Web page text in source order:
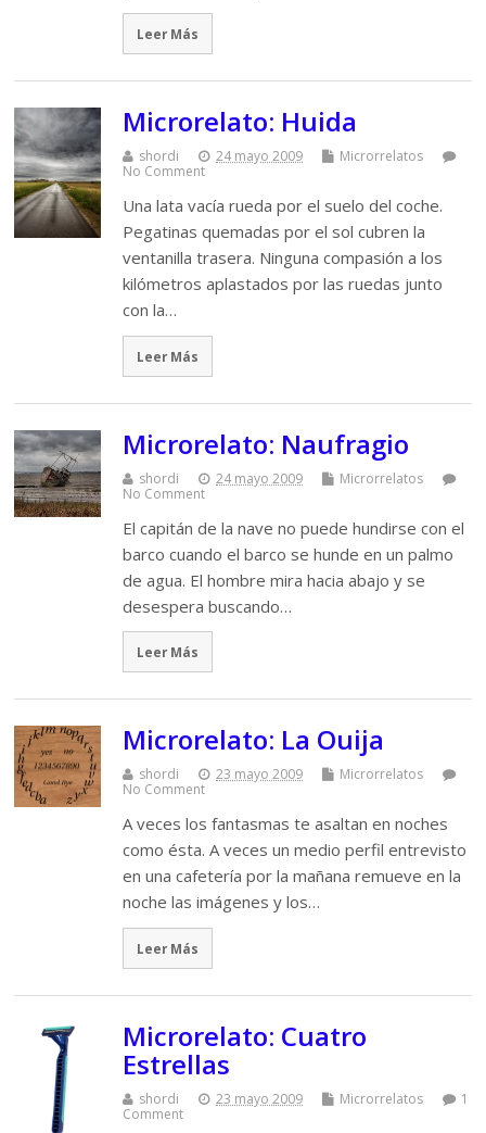
Leer Más
Microrelato: Huida
shordi 24 mayo 2009
Microrrelatos
No Comment
Una lata vacía rueda por el suelo del coche.
Pegatinas quemadas por el sol cubren la
ventanilla trasera. Ninguna compasión a los
kilómetros aplastados por las ruedas junto
con la…
Leer Más
Microrelato: Naufragio
shordi 24 mayo 2009
Microrrelatos
No Comment
El capitán de la nave no puede hundirse con el
barco cuando el barco se hunde en un palmo
de agua. El hombre mira hacia abajo y se
desespera buscando…
Leer Más
Microrelato: La Ouija
shordi 23 mayo 2009
Microrrelatos
No Comment
A veces los fantasmas te asaltan en noches
como ésta. A veces un medio perfil entrevisto
en una cafetería por la mañana remueve en la
noche las imágenes y los…
Leer Más
Microrelato: Cuatro
Estrellas
shordi 23 mayo 2009 Microrrelatos
1
Comment